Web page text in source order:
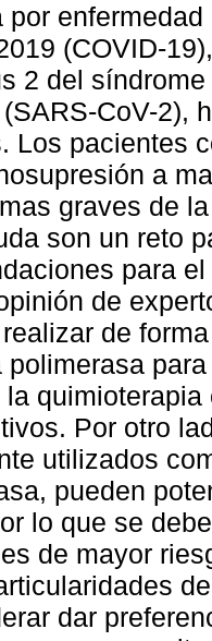
por enfermedad
(COVID-
2 del
CoV-2),
Los pacientes
a
graves de
son un reto
para
de
de
polimerasa
Por otro
utilizados
pueden
lo que se
de mayor
dar